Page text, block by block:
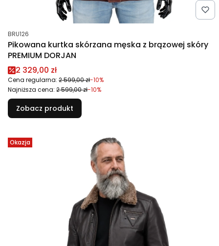
Kod produktu
BRU126
Pikowana kurtka skórzana męska z brązowej skóry
PREMIUM DORJAN
Cena promocyjna
2 329,00 zł
Cena regularna: 2 599,00 zł-10%
Najniższa cena: 2 599,00 zł-10%
Zobacz produkt
Okazja